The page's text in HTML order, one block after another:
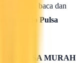
anda baca dan
isi Saldo Pulsa
PULSA MURAH